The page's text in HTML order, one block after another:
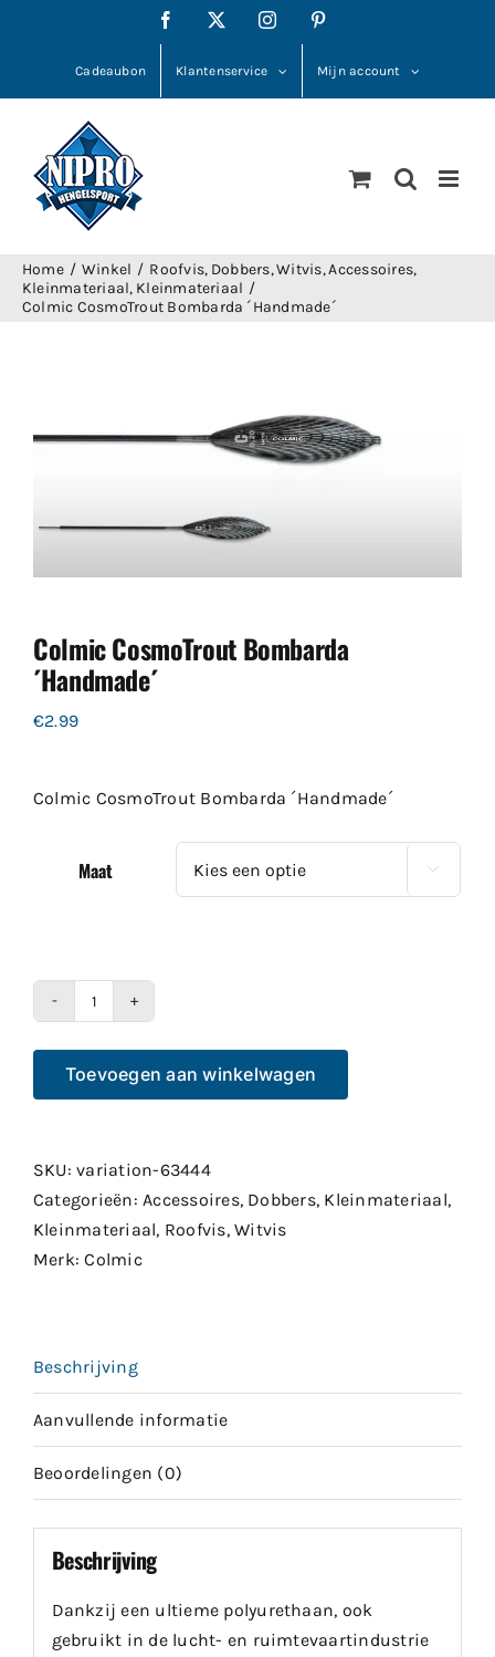
Facebook Instagram
Cadeaubon Klantenservice Mijn account
Home Winkel Roofvis Dobbers Witvis Accessoires
Kleinmateriaal Kleinmateriaal
Colmic CosmoTrout Bombarda ´Handmade´
Colmic CosmoTrout Bombarda
´Handmade´
€2.99
Colmic CosmoTrout Bombarda ´Handmade´
Maat 
CosmoTrout
Bombarda
´Handmade
aantal
Toevoegen aan winkelwagen
SKU:variation-63444
Categorieën:Accessoires, Dobbers, Kleinmateriaal,
Kleinmateriaal, Roofvis,Witvis
Merk:Colmic
Beschrijving
Aanvullende informatie
Beoordelingen (0)
Beschrijving
Dankzij een ultieme polyurethaan, ook
gebruikt in de lucht- en ruimtevaartindustrie